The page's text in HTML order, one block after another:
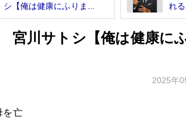
シ【俺は健康にふりま...
れ
川サトシ【俺は健康に
2025年
を亡